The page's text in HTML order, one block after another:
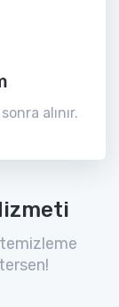
alınır.